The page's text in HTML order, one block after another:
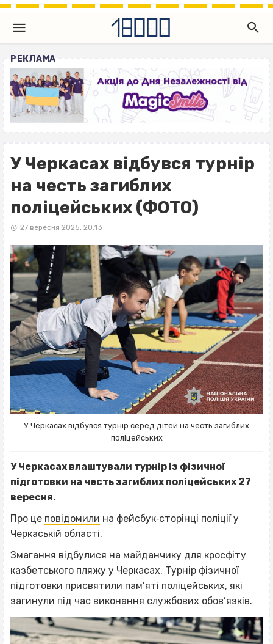
РЕКЛАМА
У Черкасах відбувся турнір
на честь загиблих
поліцейських (ФОТО)
27 вересня 2025, 20:13
У Черкасах відбувся турнір серед дітей на честь загиблих
поліцейських
У Черкасах влаштували турнір із фізичної
підготовки на честь загиблих поліцейських 27
вересня.
Про це повідомили на фейсбук‐сторінці поліції у
Черкаській області.
Змагання відбулися на майданчику для кросфіту
казбетського пляжу у Черкасах. Турнір фізичної
підготовки присвятили пам’яті поліцейських, які
загинули під час виконання службових обов’язків.